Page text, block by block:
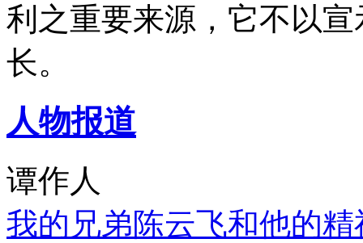
利之重要来源，它不以
长。
人物报道
谭作人
我的兄弟陈云飞和他的